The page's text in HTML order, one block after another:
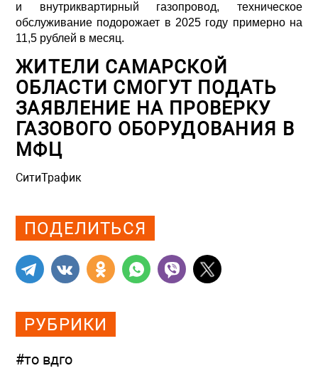
и внутриквартирный газопровод, техническое
обслуживание подорожает в 2025 году примерно на
11,5 рублей в месяц.
ЖИТЕЛИ САМАРСКОЙ
ОБЛАСТИ СМОГУТ ПОДАТЬ
ЗАЯВЛЕНИЕ НА ПРОВЕРКУ
ГАЗОВОГО ОБОРУДОВАНИЯ В
МФЦ
СитиТрафик
ПОДЕЛИТЬСЯ
РУБРИКИ
#то вдго